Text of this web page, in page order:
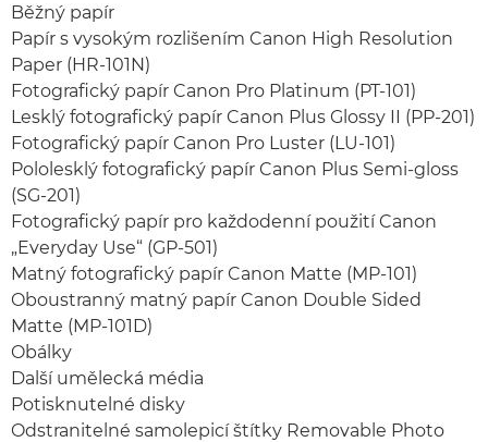
Běžný papír
Papír s vysokým rozlišením Canon High Resolution
Paper (HR-101N)
Fotografický papír Canon Pro Platinum (PT-101)
Lesklý fotografický papír Canon Plus Glossy II (PP-201)
Fotografický papír Canon Pro Luster (LU-101)
Pololesklý fotografický papír Canon Plus Semi-gloss
(SG-201)
Fotografický papír pro každodenní použití Canon
„Everyday Use“ (GP-501)
Matný fotografický papír Canon Matte (MP-101)
Oboustranný matný papír Canon Double Sided
Matte (MP-101D)
Obálky
Další umělecká média
Potisknutelné disky
Odstranitelné samolepicí štítky Removable Photo